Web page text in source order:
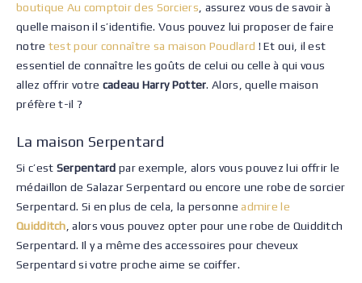
boutique Au comptoir des Sorciers , assurez vous de savoir à
quelle maison il s’identifie. Vous pouvez lui proposer de faire
notre test pour connaître sa maison Poudlard ! Et oui, il est
essentiel de connaître les goûts de celui ou celle à qui vous
allez offrir votre cadeau Harry Potter. Alors, quelle maison
préfère t-il ?
La maison Serpentard
Si c’est Serpentard par exemple, alors vous pouvez lui offrir le
médaillon de Salazar Serpentard ou encore une robe de sorcier
Serpentard. Si en plus de cela, la personneadmire le
Quidditch , alors vous pouvez opter pour une robe de Quidditch
Serpentard. Il y a même des accessoires pour cheveux
Serpentard si votre proche aime se coiffer.